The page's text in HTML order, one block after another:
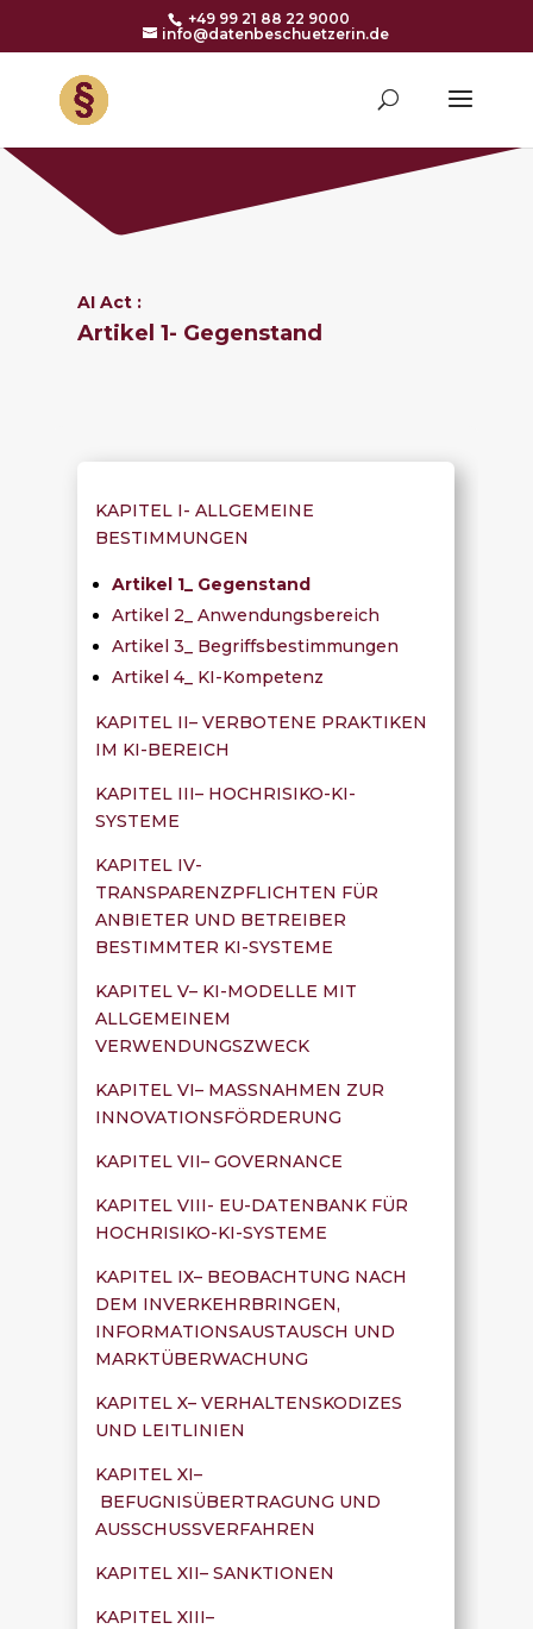
+49 99 21 88 22 9000
info@datenbeschuetzerin.de
AI Act :
Artikel 1- Gegenstand
KAPITEL I- ALLGEMEINE
BESTIMMUNGEN
Artikel 1_ Gegenstand
Artikel 2_ Anwendungsbereich
Artikel 3_ Begriffsbestimmungen
Artikel 4_ KI-Kompetenz
KAPITEL II– VERBOTENE PRAKTIKEN
IM KI-BEREICH
KAPITEL III– HOCHRISIKO-KI-
SYSTEME
KAPITEL IV-
TRANSPARENZPFLICHTEN FÜR
ANBIETER UND BETREIBER
BESTIMMTER KI-SYSTEME
KAPITEL V– KI-MODELLE MIT
ALLGEMEINEM
VERWENDUNGSZWECK
KAPITEL VI– MASSNAHMEN ZUR
INNOVATIONSFÖRDERUNG
KAPITEL VII– GOVERNANCE
KAPITEL VIII- EU-DATENBANK FÜR
HOCHRISIKO-KI-SYSTEME
KAPITEL IX– BEOBACHTUNG NACH
DEM INVERKEHRBRINGEN,
INFORMATIONSAUSTAUSCH UND
MARKTÜBERWACHUNG
KAPITEL X– VERHALTENSKODIZES
UND LEITLINIEN
KAPITEL XI–
BEFUGNISÜBERTRAGUNG UND
AUSSCHUSSVERFAHREN
KAPITEL XII– SANKTIONEN
KAPITEL XIII–